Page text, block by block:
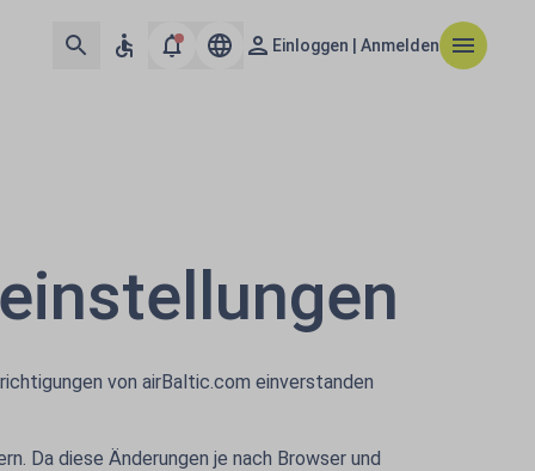
Einloggen | Anmelden
von airBaltic.com einverstanden
Da diese Änderungen je nach Browser und